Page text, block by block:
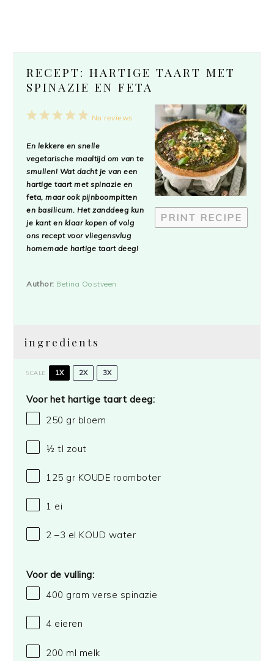
RECEPT: HARTIGE TAART MET
SPINAZIE EN FETA
PRINT RECIPE
5
4
3
2
1
No reviews
En lekkere en snelle
vegetarische maaltijd om van te
smullen! Wat dacht je van een
hartige taart met spinazie en
feta, maar ook pijnboompitten
en basilicum. Het zanddeeg kun
je kant en klaar kopen of volg
ons recept voor vliegensvlug
homemade hartige taart deeg!
Author: Betina Oostveen
ingredients
SCALE 1X 2X 3X
Voor het hartige taart deeg:
250 gr bloem
½ tl zout
125 gr KOUDE roomboter
1 ei
2 –3 el KOUD water
Voor de vulling:
400 gram verse spinazie
4 eieren
200 ml melk